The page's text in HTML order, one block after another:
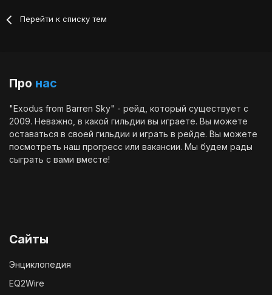
Перейти к списку тем
Про нас
"Exodus from Barren Sky" - рейд, который существует с
2009. Неважно, в какой гильдии вы играете. Вы можете
оставаться в своей гильдии и играть в рейде. Вы можете
посмотреть наш прогресс или вакансии. Мы будем рады
сыграть с вами вместе!
Сайты
Энциклопедия
EQ2Wire